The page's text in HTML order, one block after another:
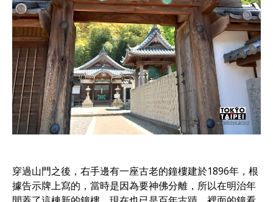
穿過山門之後，右手邊有一座古老的鐘樓建於1896年，根
據告示牌上寫的，當時是因為要神佛分離，所以在明治年